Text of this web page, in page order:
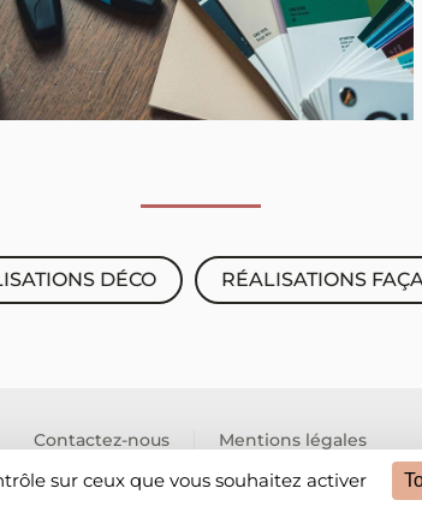
DÉCO RÉALISATIONS
Contactez-nous
Mentions légales
© Maison Bretaudeau - Tous droits réservés
sur ceux que vous souhaitez activer